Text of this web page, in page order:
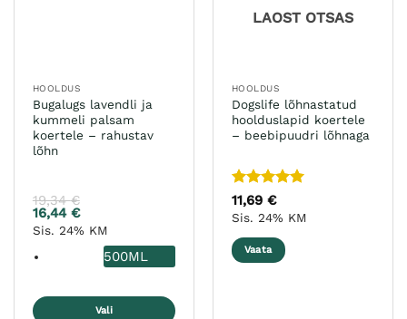
HOOLDUS
Bugalugs lavendli ja
kummeli palsam
koertele – rahustav
lõhn
19,34€
16,44 €
Sis. 24% KM
500ML
Vali
LAOST OTSAS
HOOLDUS
Dogslife lõhnastatud
hoolduslapid koertele
– beebipuudri lõhnaga
Hinnanguga
5/ 5
11,69 €
Sis. 24% KM
Vaata